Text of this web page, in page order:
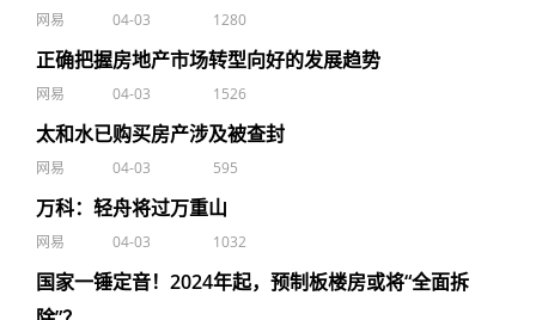
网易 04-03 1280
正确把握房地产市场转型向好的发展趋势
网易 04-03 1526
太和水已购买房产涉及被查封
网易 04-03 595
万科：轻舟将过万重山
网易 04-03 1032
国家一锤定音！2024年起，预制板楼房或将“全面拆